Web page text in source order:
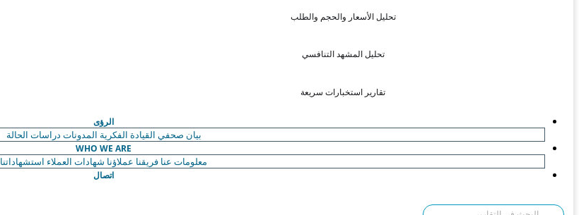
تحليل الأسعار والحجم والطلب
تحليل المشهد التنافسي
تقارير استخبارات سريعة
الرؤى
بيان صحفي القيادة الفكرية المدونات دراسات الحالة
WHO WE ARE
معلومات عنا فريقنا عملاؤنا شهادات العملاء استشهاداتنا
اتصال